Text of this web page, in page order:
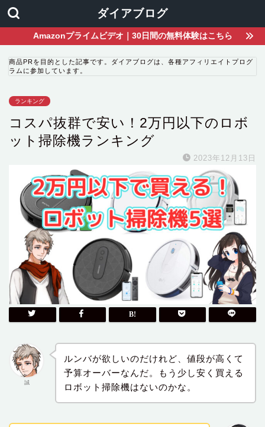
ダイアブログ
Amazonプライムビデオ｜30日間の無料体験はこちら
商品PRを目的とした記事です。ダイアブログは、各種アフィリエイトプログ
ラムに参加しています。
ランキング
コスパ抜群で安い！2万円以下のロボ
ット掃除機ランキング
2023年12月13日
誠
ルンバが欲しいのだけれど、値段が高くて
予算オーバーなんだ。もう少し安く買える
ロボット掃除機はないのかな。